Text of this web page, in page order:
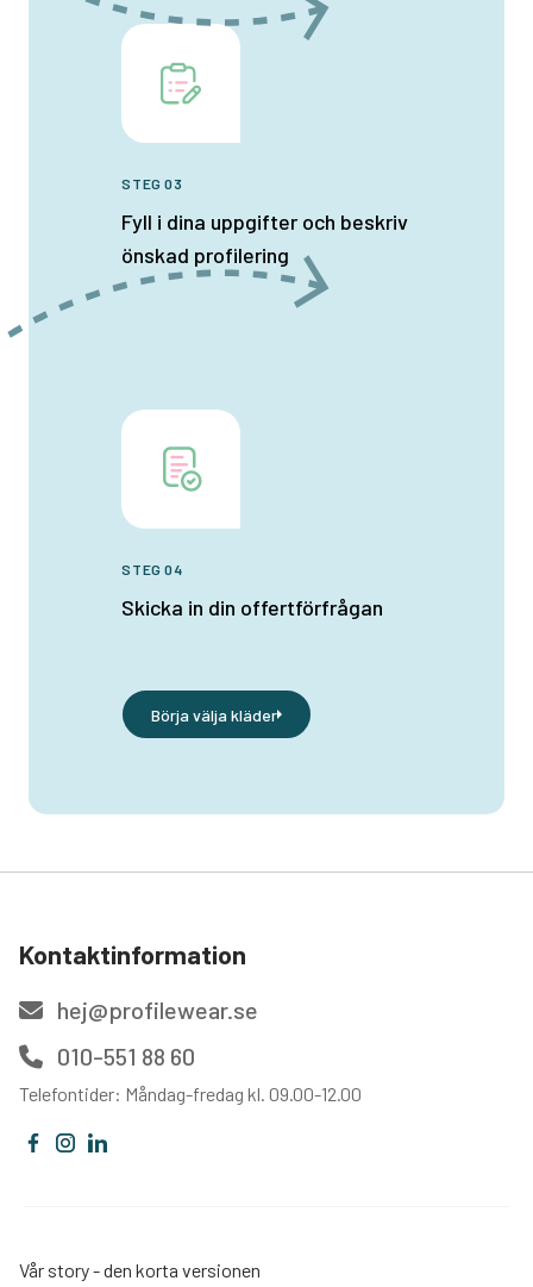
STEG 03
Fyll i dina uppgifter och beskriv
önskad profilering
STEG 04
Skicka in din offertförfrågan
Börja välja kläder
Kontaktinformation
hej@profilewear.se
010-551 88 60
Telefontider: Måndag-fredag kl. 09.00-12.00
Vår story - den korta versionen